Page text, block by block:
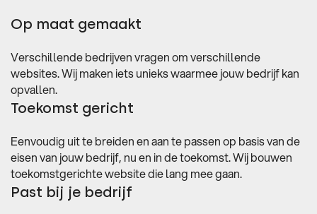
Op maat gemaakt
Verschillende bedrijven vragen om verschillende
websites. Wij maken iets unieks waarmee jouw bedrijf kan
opvallen.
Toekomst gericht
Eenvoudig uit te breiden en aan te passen op basis van de
eisen van jouw bedrijf, nu en in de toekomst. Wij bouwen
toekomstgerichte website die lang mee gaan.
Past bij je bedrijf